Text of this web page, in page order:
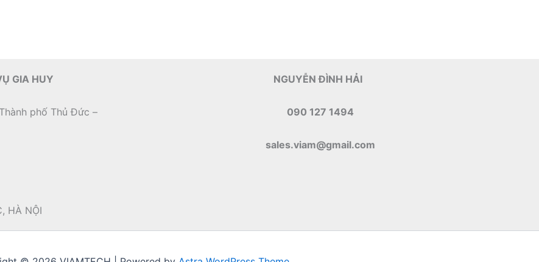
GIA HUY
phố Thủ Đức –
HÀ NỘI
NGUYỄN ĐÌNH HẢI
090 127 1494
sales.viam@gmail.com